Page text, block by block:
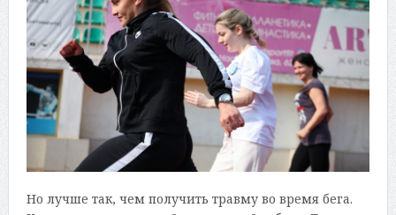
Но лучше так, чем получить травму во время бега.